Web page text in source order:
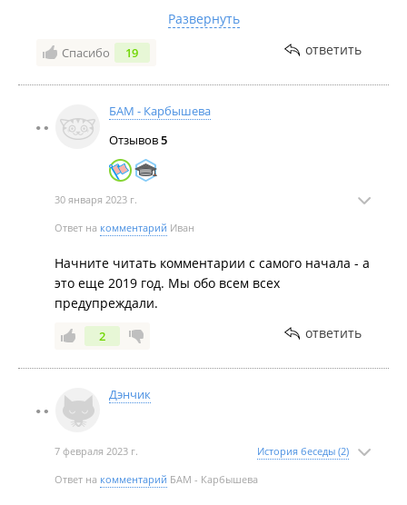
территории и все что связано технической частью
объектов, вам не предоставят. Введут в
Развернуть
Спасибо 19 ответить
БАМ - Карбышева
Отзывов5
30 января 2023 г.
Ответ на комментарий Иван
Начните читать комментарии с самого начала - а
это еще 2019 год. Мы обо всем всех
предупреждали.
2 ответить
Дэнчик
7 февраля 2023 г. История беседы (2)
Ответ на комментарий БАМ - Карбышева